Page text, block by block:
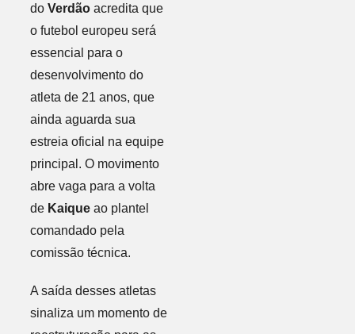
do Verdãoacredita que
o futebol europeu será
essencial para o
desenvolvimento do
atleta de 21 anos, que
ainda aguarda sua
estreia oficial na equipe
principal. O movimento
abre vaga para a volta
de Kaiqueao plantel
comandado pela
comissão técnica.
A saída desses atletas
sinaliza um momento de